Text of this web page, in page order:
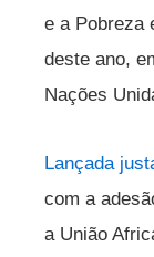
e a Pobreza
deste ano,
Nações
Lançada
com a
a União